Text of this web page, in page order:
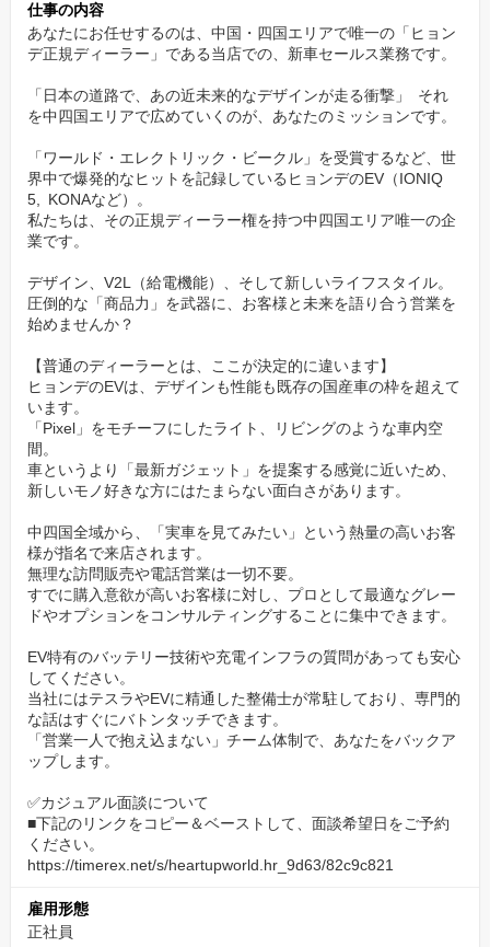
を併設するほか、中四国唯一のテスラ認定サービス工場も運営。
EV時代の最先端を走る企業として、年平均40%という高い成長率
を維持しています。
「安易な安売りはしない」という強い信念を持ってい
一台一台に思いを込め、本当に価値あるサービスを適正価格で提
供することで、お客様との長く深い信頼関係を築く。
そんなプロフェッショナルな仕事を、私たちは目指しています。
✨カジュアル面談も実施中、転職に迷われている方も
ご相談ください。
当社の事を知って頂く為に、WEBにてカジュアル面談も実施して
います。
転職について悩まれている方、当社について知りたい方も積極的
にご相談ください。
お互いのことを良く知っていただく機会にできればと考えており
ます。
✅カジュアル面談について
■下記のリンクをコピー＆ベーストして、面談希望日をご予約くだ
さい。
面談予約URL：
https://timerex.net/s/heartupworld.hr_9d63/82c9c821
仕事の内容
あなたにお任せするのは、中国・四国エリアで唯一の「ヒョン
デ正規ディーラー」である当店での、新車セールス業務です。
「日本の道路で、あの近未来的なデザインが走る衝撃」 それ
を中四国エリアで広めていくのが、あなたのミッションです。
「ワールド・エレクトリック・ビークル」を受賞するなど、世
界中で爆発的なヒットを記録しているヒョンデのEV（IONIQ
5, KONAなど）。
私たちは、その正規ディーラー権を持つ中四国エリア唯一の企
業です。
デザイン、V2L（給電機能）、そして新しいライフスタイル。
圧倒的な「商品力」を武器に、お客様と未来を語り合う営業を
始めませんか？
【普通のディーラーとは、ここが決定的に違います】
ヒョンデのEVは、デザインも性能も既存の国産車の枠を超えて
います。
「Pixel」をモチーフにしたライト、リビングのような車内空
間。
車というより「最新ガジェット」を提案する感覚に近いため、
新しいモノ好きな方にはたまらない面白さがあります。
中四国全域から、「実車を見てみたい」という熱量の高いお客
様が指名で来店されます。
無理な訪問販売や電話営業は一切不要。
すでに購入意欲が高いお客様に対し、プロとして最適なグレー
ドやオプションをコンサルティングすることに集中できます。
EV特有のバッテリー技術や充電インフラの質問があっても安心
してください。
当社にはテスラやEVに精通した整備士が常駐しており、専門的
な話はすぐにバトンタッチできます。
「営業一人で抱え込まない」チーム体制で、あなたをバックア
ップします。
✅カジュアル面談について
■下記のリンクをコピー＆ベーストして、面談希望日をご予約
ください。
https://timerex.net/s/heartupworld.hr_9d63/82c9c821
雇用形態
正社員